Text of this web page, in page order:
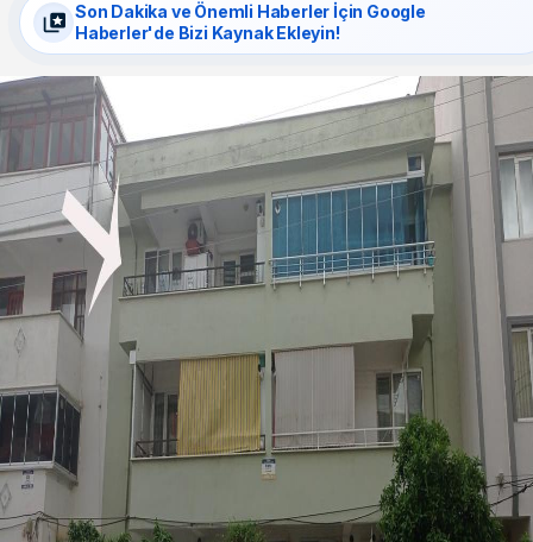
Son Dakika ve Önemli Haberler İçin Google
Haberler'de Bizi Kaynak Ekleyin!